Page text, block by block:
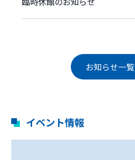
お知らせ一覧
イベント情報